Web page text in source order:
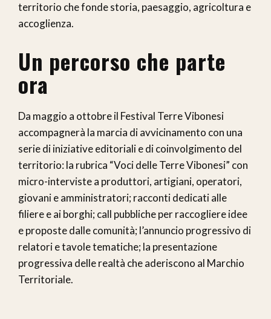
territorio che fonde storia, paesaggio, agricoltura e
accoglienza.
Un percorso che parte
ora
Da maggio a ottobre il Festival Terre Vibonesi
accompagnerà la marcia di avvicinamento con una
serie di iniziative editoriali e di coinvolgimento del
territorio: la rubrica “Voci delle Terre Vibonesi” con
micro-interviste a produttori, artigiani, operatori,
giovani e amministratori; racconti dedicati alle
filiere e ai borghi; call pubbliche per raccogliere idee
e proposte dalle comunità; l’annuncio progressivo di
relatori e tavole tematiche; la presentazione
progressiva delle realtà che aderiscono al Marchio
Territoriale.